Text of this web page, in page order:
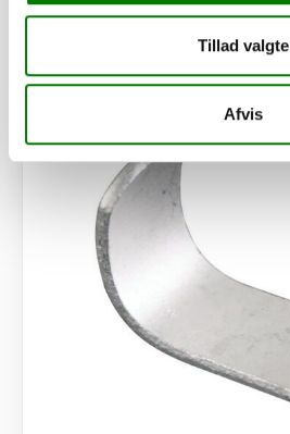
Tillad valgte
Afvis
Afhentning og forsendelse